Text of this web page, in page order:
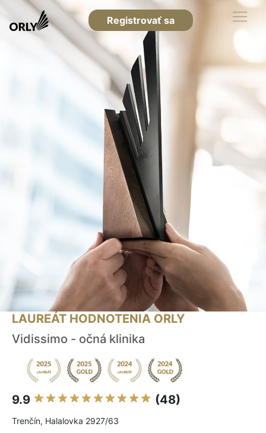
Registrovať sa
LAUREÁT HODNOTENIA ORLY
Vidissimo - očná klinika
9.9 (48)
Trenčín, Halalovka 2927/63